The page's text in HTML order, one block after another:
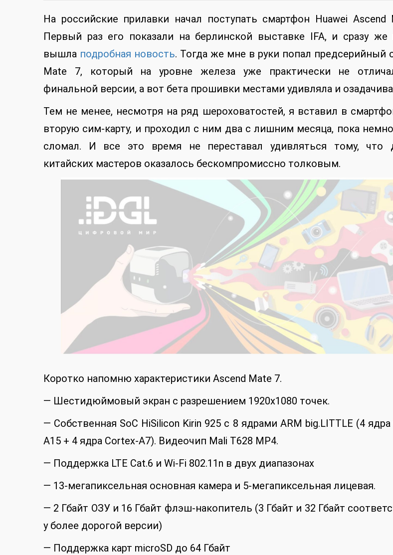
На российские прилавки начал поступать смартфон Huawei Ascend
Первый раз его показали на берлинской выставке IFA, и сразу же
вышла подробная новость. Тогда же мне в руки попал предсерийный
Mate 7, который на уровне железа уже практически не
финальной версии, а вот бета прошивки местами удивляла и
Тем не менее, несмотря на ряд шероховатостей, я вставил в
вторую сим-карту, и проходил с ним два с лишним месяца, пока
сломал. И все это время не переставал удивляться тому, что
китайских мастеров оказалось бескомпромиссно толковым.
Коротко напомню характеристики Ascend Mate 7.
— Шестидюймовый экран c разрешением 1920х1080 точек.
— Собственная SoC HiSilicon Kirin 925 с 8 ядрами ARM big.LITTLE (4
A15 + 4 ядра Cortex-A7). Видеочип Mali T628 MP4.
— Поддержка LTE Cat.6 и Wi-Fi 802.11n в двух диапазонах
— 13-мегапиксельная основная камера и 5-мегапиксельная лицевая.
— 2 Гбайт ОЗУ и 16 Гбайт флэш-накопитель (3 Гбайт и 32 Гбайт
у более дорогой версии)
— Поддержка карт microSD до 64 Гбайт